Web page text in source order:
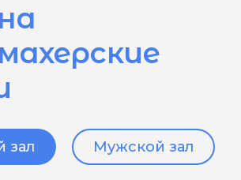
зал Мужской зал